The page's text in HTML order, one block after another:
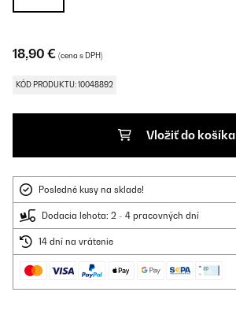
18,90 € (cena s DPH)
KÓD PRODUKTU: 10048892
Vložiť do košíka
Posledné kusy na sklade!
Dodacia lehota: 2 - 4 pracovných dní
14 dní na vrátenie